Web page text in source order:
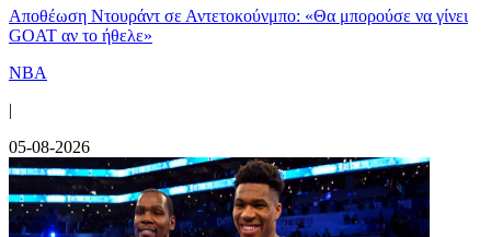
Αποθέωση Ντουράντ σε Αντετοκούνμπο: «Θα μπορούσε να γίνει
GOAT αν το ήθελε»
NBA
|
05-08-2026